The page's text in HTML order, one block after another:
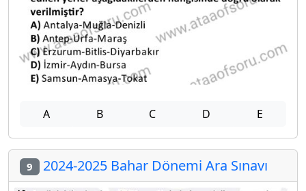
A B C D E
9 2024-2025 Bahar Dönemi Ara Sınavı